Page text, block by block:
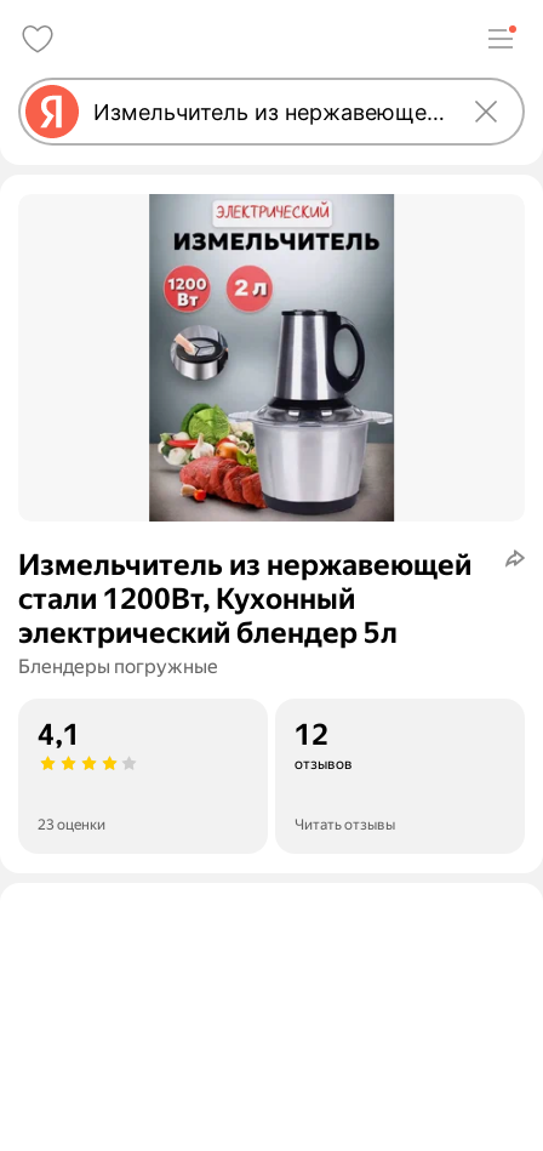
Измельчитель из нержавеющей
стали 1200Вт, Кухонный
электрический блендер 5л
Блендеры погружные
4,1
23 оценки
12
отзывов
Читать отзывы